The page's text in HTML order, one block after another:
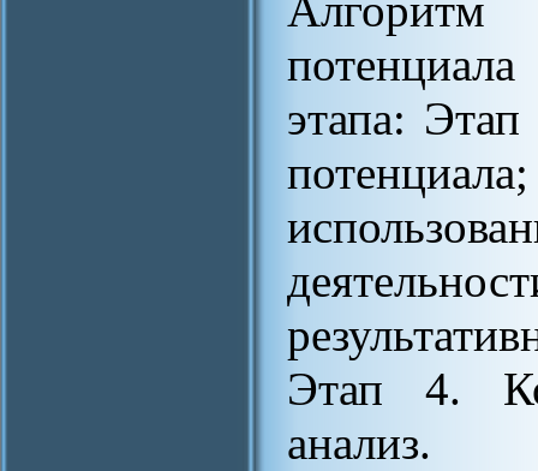
Алгоритм
этапа: Этап
Этап 4.
анализ.